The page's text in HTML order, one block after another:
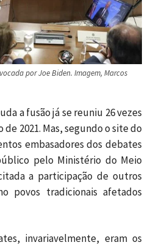
por Joe Biden. Imagem, Marcos
a fusão já se reuniu 26 vezes
2021. Mas, segundo o site do
embasadores dos debates
pelo Ministério do Meio
a participação de outros
povos tradicionais afetados
invariavelmente, eram os